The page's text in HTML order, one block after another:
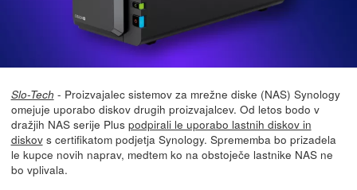
Slo-Tech - Proizvajalec sistemov za mrežne diske (NAS) Synology
omejuje uporabo diskov drugih proizvajalcev. Od letos bodo v
dražjih NAS serije Plus podpirali le uporabo lastnih diskov in
diskovs certifikatom podjetja Synology. Sprememba bo prizadela
le kupce novih naprav, medtem ko na obstoječe lastnike NAS ne
bo vplivala.